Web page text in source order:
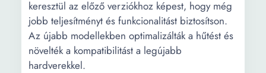
keresztül az előző verziókhoz képest, hogy még
jobb teljesítményt és funkcionalitást biztosítson.
Az újabb modellekben optimalizálták a hűtést és
növelték a kompatibilitást a legújabb
hardverekkel.